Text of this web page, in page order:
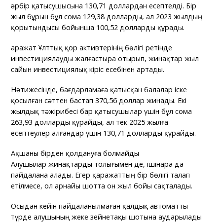
әрбір қатысушысына 130,71 доллардан есептелді. Бір
жыл бұрын бұл сома 129,38 долларды, ал 2023 жылдың
қорытындысы бойынша 100,52 долларды құрады.
Қаражат Ұлттық қор активтерінің бөлігі ретінде
инвестициялауды жалғастыра отырып, жинақтар жыл
сайын инвестициялық кіріс есебінен артады.
Нәтижесінде, бағдарламаға қатысқан балалар іске
қосылған сәттен бастап 370,56 доллар жинады. Екі
жылдық тәжірибесі бар қатысушылар үшін бұл сома
263,93 долларды құрайды, ал тек 2025 жылға
есептеулер алғандар үшін 130,71 долларды құрайды.
Ақшаны бірден қолдануға болмайды
Алушылар жинақтарды толығымен де, ішінара да
пайдалана алады. Егер қаражаттың бір бөлігі талап
етілмесе, ол арнайы шотта он жыл бойы сақталады.
Осыдан кейін пайдаланылмаған қалдық автоматты
түрде алушының жеке зейнетақы шотына аударылады